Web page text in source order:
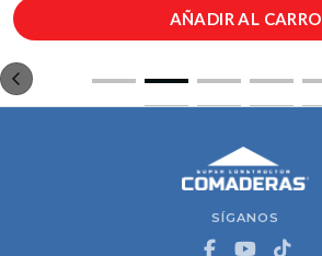
AÑADIR AL CARRO
SÍGANOS